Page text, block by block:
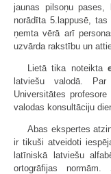
jaunas pilsoņu pases,
norādīta 5.lappusē,
ņemta vērā arī
uzvārda rakstību un
Lietā tika noteikta
latviešu valodā.
Universitātes
valodas konsultāciju
Abas ekspertes
ir tikuši atveidoti
latīniskā latviešu
ortogrāfijas